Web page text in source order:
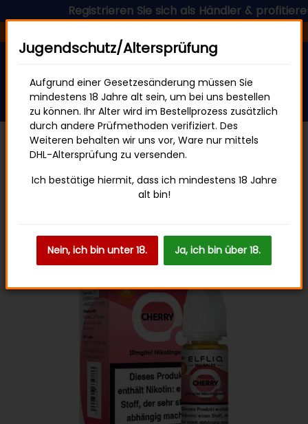
Registrieren Sie sich als Händler & profitieren
ELFBAR Elfliq 10mg
Jugendschutz/Altersprüfung
Aufgrund einer Gesetzesänderung müssen Sie
mindestens 18 Jahre alt sein, um bei uns bestellen
zu können. Ihr Alter wird im Bestellprozess zusätzlich
durch andere Prüfmethoden verifiziert. Des
Weiteren behalten wir uns vor, Ware nur mittels
DHL-Altersprüfung zu versenden.
Ich bestätige hiermit, dass ich mindestens 18 Jahre
alt bin!
Nein, ich bin unter 18. Ja, ich bin über 18.